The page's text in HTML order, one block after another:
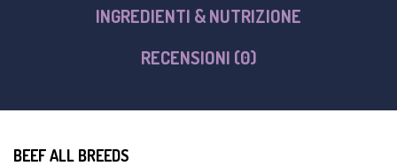
INGREDIENTI & NUTRIZIONE
RECENSIONI (0)
BEEF ALL BREEDS